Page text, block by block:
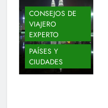
CONSEJOS DE
VIAJERO
EXPERTO
PAÍSES Y
CIUDADES